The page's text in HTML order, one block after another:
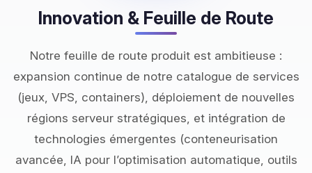
Innovation & Feuille de Route
Notre feuille de route produit est ambitieuse :
expansion continue de notre catalogue de services
(jeux, VPS, containers), déploiement de nouvelles
régions serveur stratégiques, et intégration de
technologies émergentes (conteneurisation
avancée, IA pour l’optimisation automatique, outils